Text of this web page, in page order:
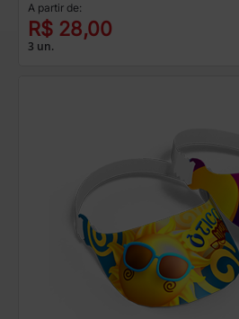
A partir de:
R$ 28,00
3 un.